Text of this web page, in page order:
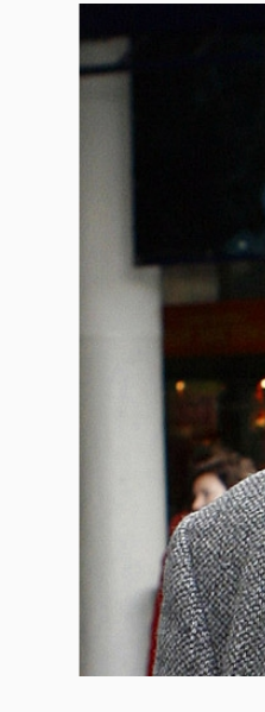
Пътувай
Здраве
Wellness 1817
ПОСЛЕДВАЙТЕ